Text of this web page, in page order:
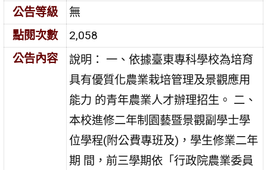
公告等級
無
點閱次數
2,058
公告內容
說明： 一、依據臺東專科學校為培育
具有優質化農業栽培管理及景觀應用
能力 的青年農業人才辦理招生。 二、
本校進修二年制園藝暨景觀副學士學
位學程(附公費專班及)，學生修業二年
期 間，前三學期依「行政院農業委員